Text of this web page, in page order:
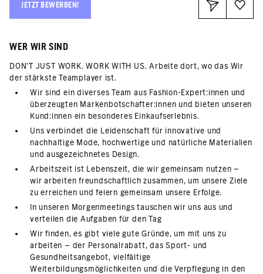
JETZT BEWERBEN!
WER WIR SIND
DON’T JUST WORK. WORK WITH US. Arbeite dort, wo das Wir
der stärkste Teamplayer ist.
Wir sind ein diverses Team aus Fashion-Expert:innen und
überzeugten Markenbotschafter:innen und bieten unseren
Kund:innen ein besonderes Einkaufserlebnis.
Uns verbindet die Leidenschaft für innovative und
nachhaltige Mode, hochwertige und natürliche Materialien
und ausgezeichnetes Design.
Arbeitszeit ist Lebenszeit, die wir gemeinsam nutzen –
wir arbeiten freundschaftlich zusammen, um unsere Ziele
zu erreichen und feiern gemeinsam unsere Erfolge.
In unseren Morgenmeetings tauschen wir uns aus und
verteilen die Aufgaben für den Tag
Wir finden, es gibt viele gute Gründe, um mit uns zu
arbeiten – der Personalrabatt, das Sport- und
Gesundheitsangebot, vielfältige
Weiterbildungsmöglichkeiten und die Verpflegung in den